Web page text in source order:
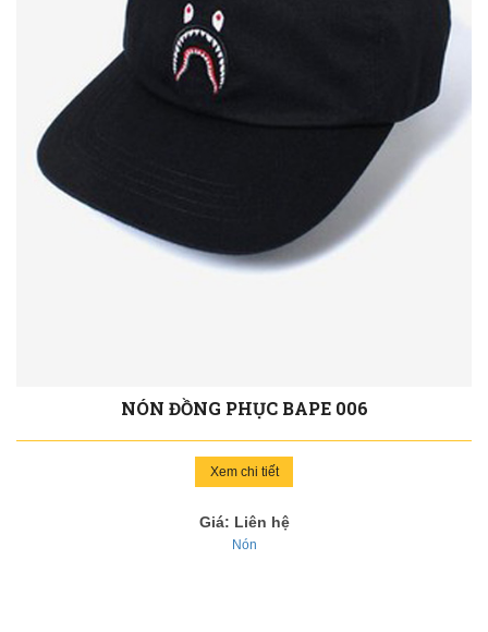
NÓN ĐỒNG PHỤC BAPE 006
Xem chi tiết
Giá: Liên hệ
Nón